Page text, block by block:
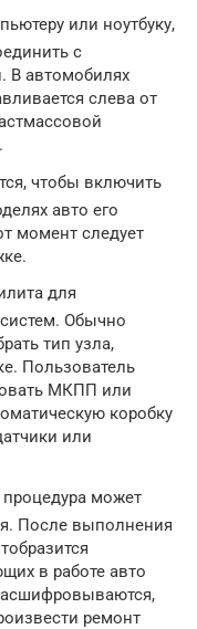
или ноутбуку,
с
В автомобилях
слева от
чтобы включить
авто его
момент следует
для
Обычно
тип узла,
Пользователь
МКПП или
коробку
или
процедура может
После выполнения
в работе авто
ремонт